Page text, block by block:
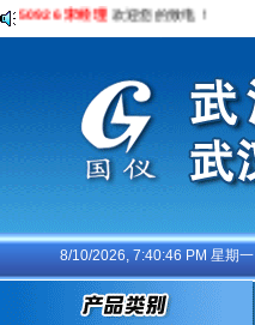
宋经理欢迎您的致电！
8/10/2026, 7:40:47 PM 星期一